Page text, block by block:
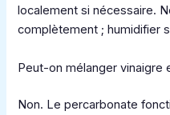
localement si nécessaire.
complètement ; humidifier
Peut-on mélanger vinaigre
Non. Le percarbonate